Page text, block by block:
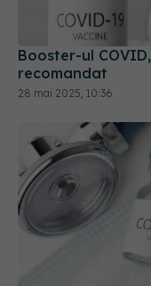
Booster-ul
recomandat
28 mai 2025, 10:36